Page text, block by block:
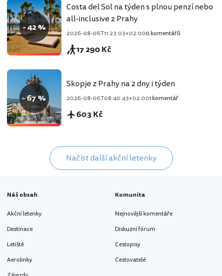
- 42 %
Costa del Sol na týden s plnou penzí nebo
all-inclusive z Prahy
2026-08-06T11:23:03+02:000 komentářů
17 290 Kč
- 67 %
Skopje z Prahy na 2 dny i týden
2026-08-06T08:40:43+02:001 komentář
603 Kč
Načíst další akční letenky
Náš obsah
Akční letenky
Destinace
Letiště
Aerolinky
Komunita
Nejnovější komentáře
Diskuzní fórum
Cestopisy
Cestovatelé